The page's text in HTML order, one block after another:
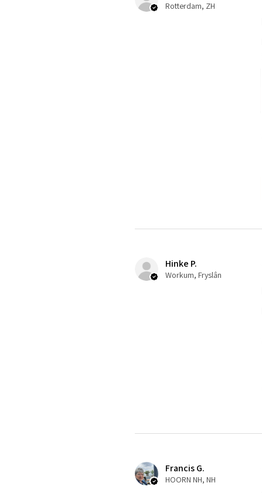
Rotterdam, ZH
Hinke P.
Workum, Fryslân
Francis G.
HOORN NH, NH